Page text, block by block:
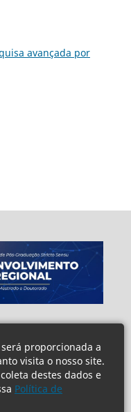
proporcionada a
visita o nosso site.
destes dados e
Política de
avançada por